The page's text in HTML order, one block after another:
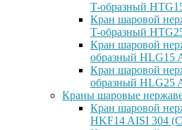
T-образный
Кран шаровой
T-образный
Кран шаровой
образный HLG15
Кран шаровой
образный HLG25
Краны шаровые
Кран шаровой
HKF14 AISI 304